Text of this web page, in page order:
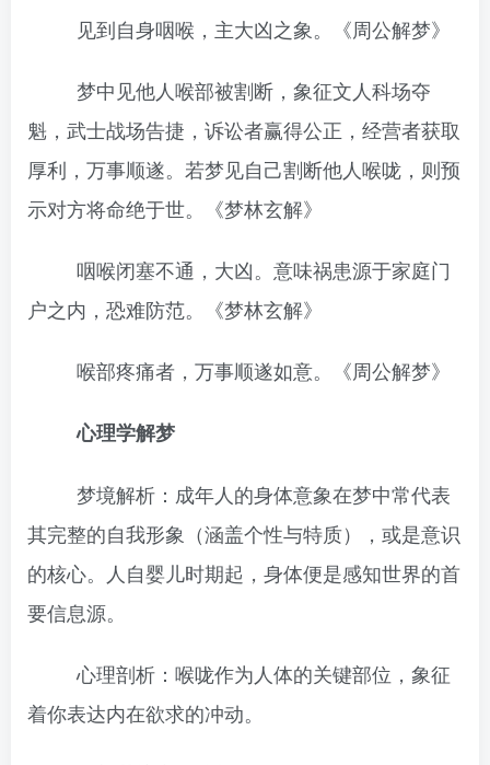
见到自身咽喉，主大凶之象。《周公解梦》
梦中见他人喉部被割断，象征文人科场夺
魁，武士战场告捷，诉讼者赢得公正，经营者获取
厚利，万事顺遂。若梦见自己割断他人喉咙，则预
示对方将命绝于世。《梦林玄解》
咽喉闭塞不通，大凶。意味祸患源于家庭门
户之内，恐难防范。《梦林玄解》
喉部疼痛者，万事顺遂如意。《周公解梦》
心理学解梦
梦境解析：成年人的身体意象在梦中常代表
其完整的自我形象（涵盖个性与特质），或是意识
的核心。人自婴儿时期起，身体便是感知世界的首
要信息源。
心理剖析：喉咙作为人体的关键部位，象征
着你表达内在欲求的冲动。